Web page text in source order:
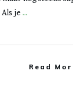
je...
Read